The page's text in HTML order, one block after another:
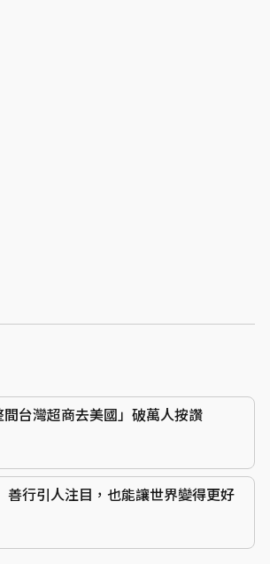
台灣超商去美國」破萬人按讚
行引人注目，也能讓世界變得更好